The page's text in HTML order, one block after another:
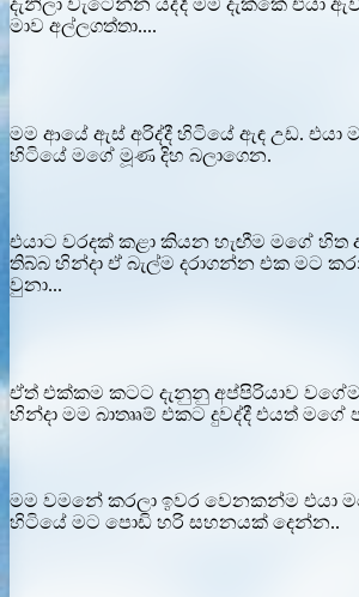
දැනිලා වැටෙන්න යද්දී මම දැක්කේ එයා
මාව අල්ලගත්තා....
මම ආයේ ඇස් අරිද්දී හිටියේ ඇඳ උඩ. එයා
හිටියේ මගේ මූණ දිහ බලාගෙන.
එයාට වරදක් කළා කියන හැඟීම මගේ
තිබ්බ හින්දා ඒ බැල්ම දරාගන්න එක මට
වුනා...
ඒත් එක්කම කටට දැනුනු අප්පිරියාව
හින්දා මම බාතෲම් එකට දුවද්දී එයත් මගේ
මම වමනේ කරලා ඉවර වෙනකන්ම එයා
හිටියේ මට පොඩි හරි සහනයක් දෙන්න..